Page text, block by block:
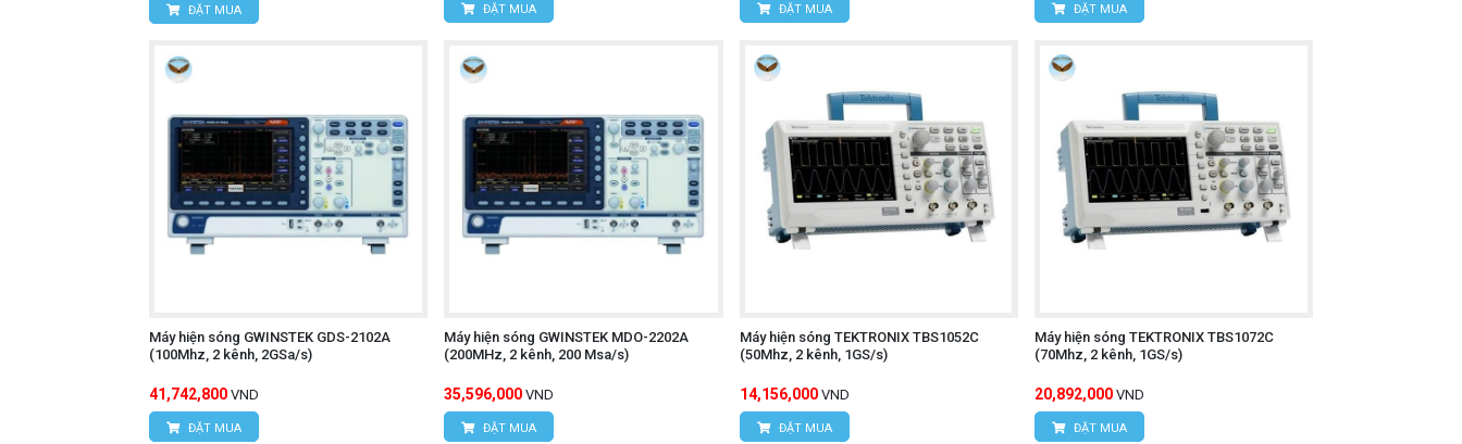
ĐẶT MUA ĐẶT MUA ĐẶT MUA ĐẶT MUA
Máy hiện sóng GWINSTEK GDS-2102A
(100Mhz, 2 kênh, 2GSa/s)
41,742,800 VND
ĐẶT MUA
Máy hiện sóng GWINSTEK MDO-2202A
(200MHz, 2 kênh, 200 Msa/s)
35,596,000 VND
ĐẶT MUA
Máy hiện sóng TEKTRONIX TBS1052C
(50Mhz, 2 kênh, 1GS/s)
14,156,000 VND
ĐẶT MUA
Máy hiện sóng TEKTRONIX TBS1072C
(70Mhz, 2 kênh, 1GS/s)
20,892,000 VND
ĐẶT MUA